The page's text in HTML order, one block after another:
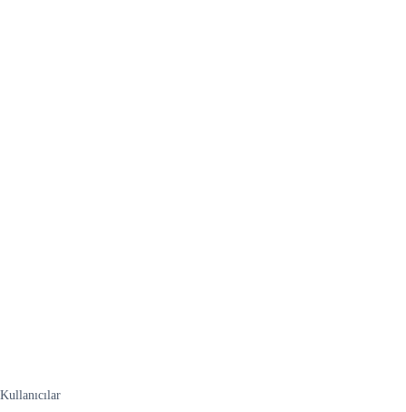
Kullanıcılar